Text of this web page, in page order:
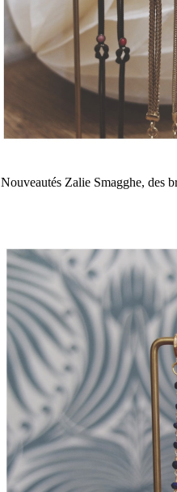
Nouveautés Zalie Smagghe, des